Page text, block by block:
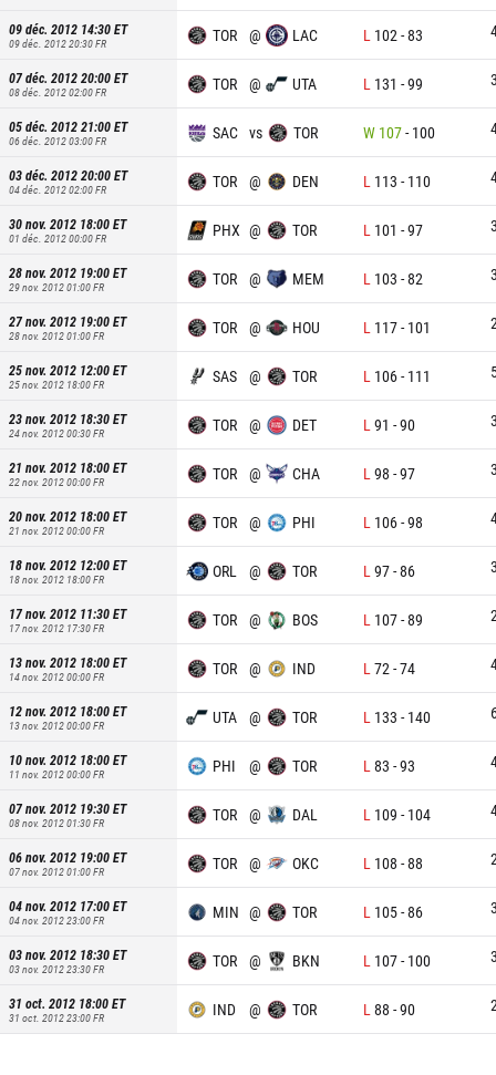
09 déc. 2012 14:30ET
09 déc. 2012 20:30FR TOR @ LAC L 102 -83
07 déc. 2012 20:00ET
08 déc. 2012 02:00FR TOR @ UTA L 131 -99
05 déc. 2012 21:00ET
06 déc. 2012 03:00FR SAC vs TOR W 107- 100
03 déc. 2012 20:00ET
04 déc. 2012 02:00FR TOR @ DEN L 113 - 110
30 nov. 2012 18:00ET
01 déc. 2012 00:00FR PHX @ TOR L 101 -97
28 nov. 2012 19:00ET
29 nov. 2012 01:00FR TOR @ MEM L 103 -82
27 nov. 2012 19:00ET
28 nov. 2012 01:00FR TOR @ HOU L 117- 101
25 nov. 2012 12:00ET
25 nov. 2012 18:00FR SAS @ TOR L 106- 111
23 nov. 2012 18:30ET
24 nov. 2012 00:30FR TOR @ DET L 91 -90
21 nov. 2012 18:00ET
22 nov. 2012 00:00FR TOR @ CHA L 98 -97
20 nov. 2012 18:00ET
21 nov. 2012 00:00FR TOR @ PHI L 106-98
18 nov. 2012 12:00ET
18 nov. 2012 18:00FR ORL @ TOR L 97-86
17 nov. 2012 11:30ET
17 nov. 2012 17:30FR TOR @ BOS L 107-89
13 nov. 2012 18:00ET
14 nov. 2012 00:00FR TOR @ IND L 72 -74
12 nov. 2012 18:00ET
13 nov. 2012 00:00FR UTA @ TOR L 133 - 140
10 nov. 2012 18:00ET
11 nov. 2012 00:00FR PHI @ TOR L 83 -93
07 nov. 2012 19:30ET
08 nov. 2012 01:30FR TOR @ DAL L 109 - 104
06 nov. 2012 19:00ET
07 nov. 2012 01:00FR TOR @ OKC L 108 -88
04 nov. 2012 17:00ET
04 nov. 2012 23:00FR MIN @ TOR L 105-86
03 nov. 2012 18:30ET
03 nov. 2012 23:30FR TOR @ BKN L 107- 100
31 oct. 2012 18:00ET
31 oct. 2012 23:00FR IND @ TOR L 88 -90